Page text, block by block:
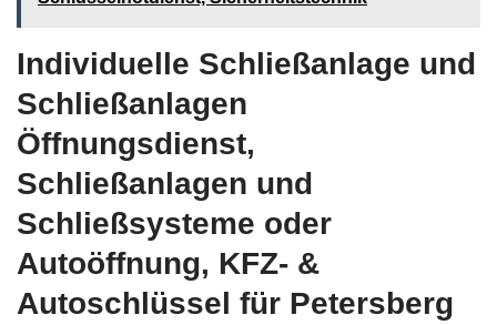
Individuelle Schließanlage und
Schließanlagen
Öffnungsdienst,
Schließanlagen und
Schließsysteme oder
Autoöffnung, KFZ- &
Autoschlüssel für Petersberg